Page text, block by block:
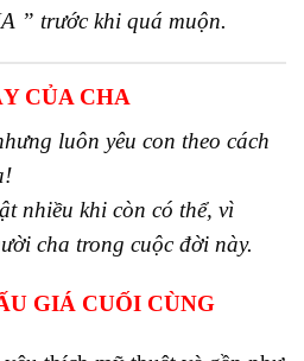
” trước khi quá muộn.
CỦA CHA
luôn yêu con theo cách
nhiều khi còn có thể, vì
cha trong cuộc đời này.
GIÁ CUỐI CÙNG